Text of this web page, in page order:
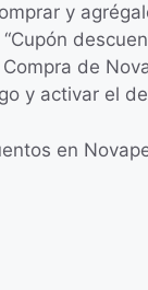
y
de
y activar el
en